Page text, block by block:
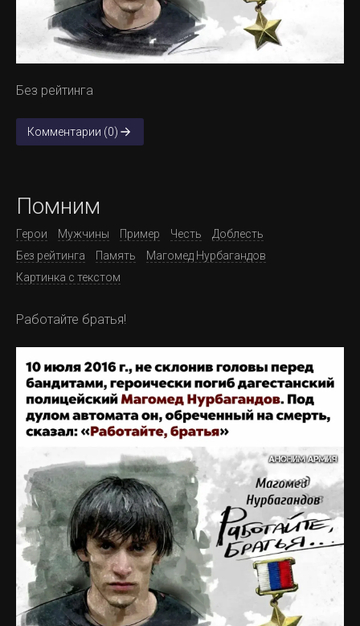
Без рейтинга
Комментарии (0)
Помним
Герои Мужчины Пример Честь
Доблесть
Без рейтинга
Память
Магомед Нурбагандов
Картинка с текстом
Работайте братья!